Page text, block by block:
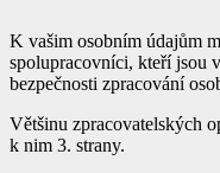
K vašim osobním údajům
spolupracovníci, kteří jsou
bezpečnosti zpracování
Většinu zpracovatelských
k nim 3. strany.